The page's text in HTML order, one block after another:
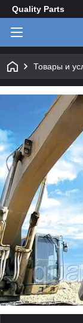
Quality Parts
Товары и